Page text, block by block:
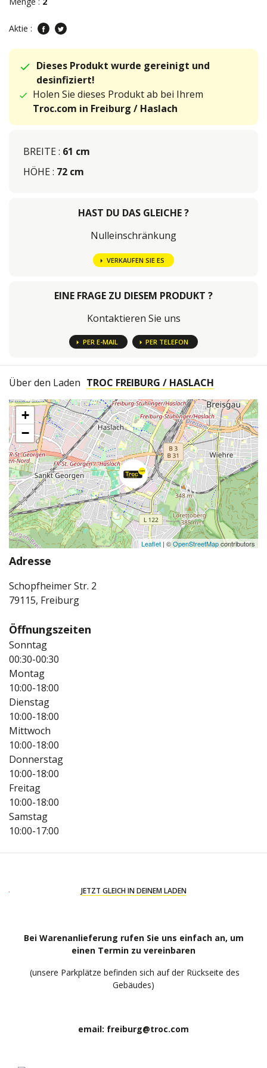
Aktie :
Dieses Produkt wurde gereinigt und
desinfiziert!
Holen Sie dieses Produkt ab bei Ihrem
Troc.com in Freiburg / Haslach
BREITE : 61 cm
HÖHE : 72 cm
HAST DU DAS GLEICHE ?
Nulleinschränkung
VERKAUFEN SIE ES
EINE FRAGE ZU DIESEM PRODUKT ?
Kontaktieren Sie uns
PER E-MAIL PER TELEFON
Über den Laden TROC FREIBURG / HASLACH
+
−
Leaflet | ©OpenStreetMapcontributors
Adresse
Schopfheimer Str. 2
79115, Freiburg
Öffnungszeiten
Sonntag
00:30-00:30
Montag
10:00-18:00
Dienstag
10:00-18:00
Mittwoch
10:00-18:00
Donnerstag
10:00-18:00
Freitag
10:00-18:00
Samstag
10:00-17:00
JETZT GLEICH IN DEINEM LADEN
Bei Warenanlieferung rufen Sie uns einfach an, um
einen Termin zu vereinbaren
(unsere Parkplätze befinden sich auf der Rückseite des
Gebäudes)
email: freiburg@troc.com